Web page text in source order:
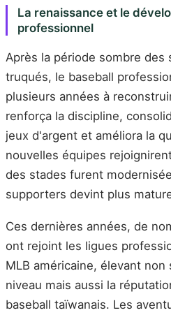
La renaissance et le
professionnel
Après la période sombre des
truqués, le baseball
plusieurs années à
renforça la discipline,
jeux d'argent et améliora la
nouvelles équipes
des stades furent
supporters devint plus
Ces dernières années, de
ont rejoint les ligues
MLB américaine, élevant
niveau mais aussi la
baseball taïwanais. Les